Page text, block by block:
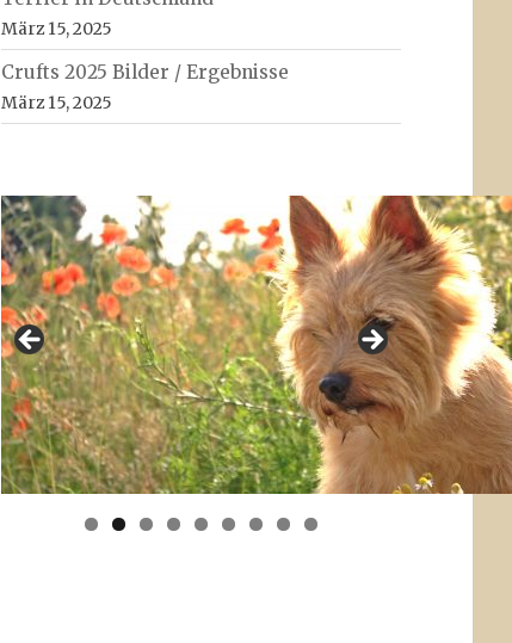
März 15, 2025
Crufts 2025 Bilder / Ergebnisse
März 15, 2025